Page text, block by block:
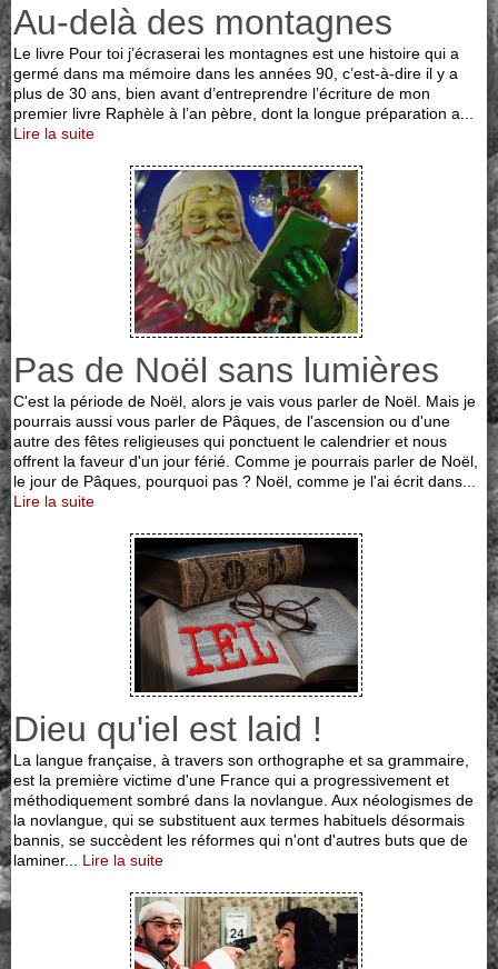
Au-delà des montagnes
Le livre Pour toi j’écraserai les montagnes est une histoire qui a
germé dans ma mémoire dans les années 90, c’est-à-dire il y a
plus de 30 ans, bien avant d’entreprendre l’écriture de mon
premier livre Raphèle à l’an pèbre, dont la longue préparation a...
Lire la suite
Pas de Noël sans lumières
C'est la période de Noël, alors je vais vous parler de Noël. Mais je
pourrais aussi vous parler de Pâques, de l'ascension ou d'une
autre des fêtes religieuses qui ponctuent le calendrier et nous
offrent la faveur d'un jour férié. Comme je pourrais parler de Noël,
le jour de Pâques, pourquoi pas ? Noël, comme je l'ai écrit dans...
Lire la suite
Dieu qu'iel est laid !
La langue française, à travers son orthographe et sa grammaire,
est la première victime d'une France qui a progressivement et
méthodiquement sombré dans la novlangue. Aux néologismes de
la novlangue, qui se substituent aux termes habituels désormais
bannis, se succèdent les réformes qui n'ont d'autres buts que de
laminer... Lire la suite